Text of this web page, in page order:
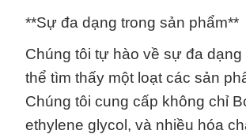
**Sự đa dạng trong sản phẩm**
Chúng tôi tự hào về sự đa
thể tìm thấy một loạt các sản
Chúng tôi cung cấp không chỉ
ethylene glycol, và nhiều hóa